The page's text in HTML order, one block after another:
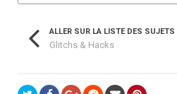
ALLER SUR LA LISTE DES SUJETS
Glitchs & Hacks